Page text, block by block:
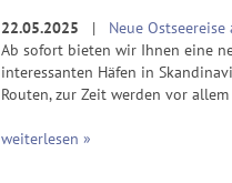
22.05.2025 | Neue
Ab sofort bieten wir Ihnen eine
interessanten Häfen in
Routen, zur Zeit werden vor
weiterlesen »